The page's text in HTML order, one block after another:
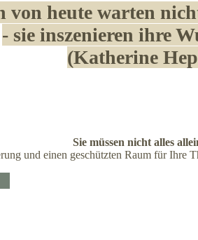
von heute warten
- sie inszenieren ihre
(Katherine
Sie müssen nicht alles
und einen geschützten Raum für Ihre